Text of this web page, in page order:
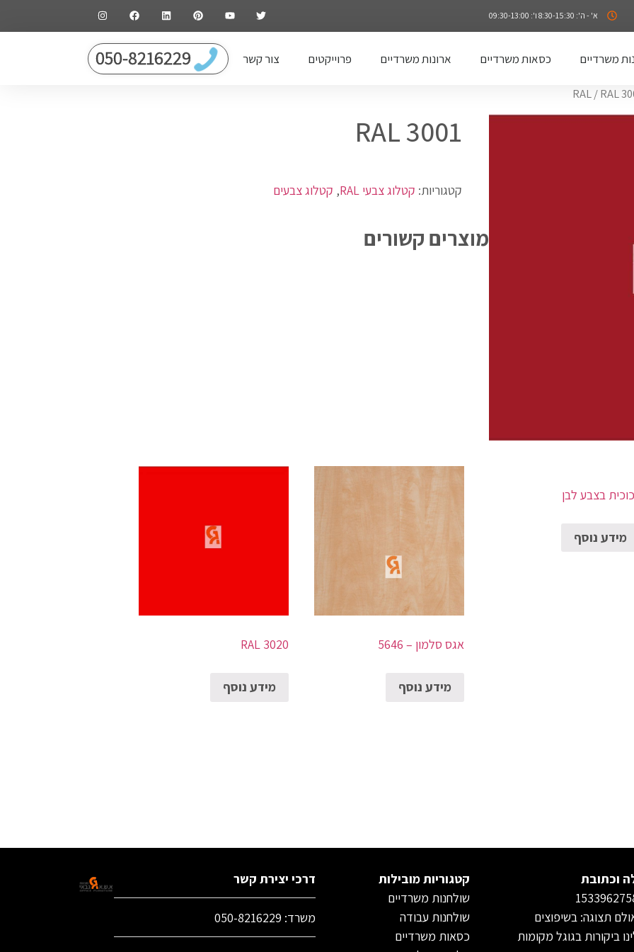
א' - ה': 8:30-15:30 ו': 09:30-13:00
משרדיים כסאות משרדיים ארונות משרדיים פרוייקטים צור קשר 050-8216229
/ RAL
RAL 3001
קטגוריות: קטלוג צבעי RAL , קטלוג צבעים
מוצרים קשורים
בצבע לבן
מידע נוסף
אגס סלמון – 5646
מידע נוסף
RAL 3020
מידע נוסף
וכתובת
תצוגה: בשיפוצים
ביקורות בגוגל מקומות
קטגוריות מובילות
שולחנות משרדיים
שולחנות עבודה
כסאות משרדיים
דרכי יצירת קשר
משרד: 050-8216229